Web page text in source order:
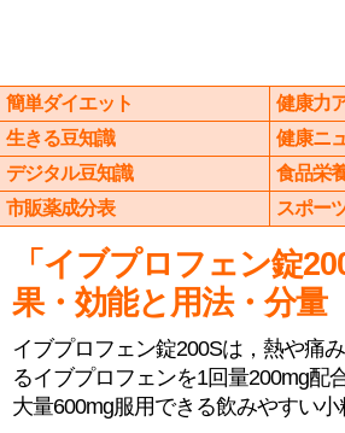
簡単ダイエット
健康力
生きる豆知識
健康ニ
デジタル豆知識
食品栄
市販薬成分表
スポー
「イブプロフェン錠
果・効能と用法・分量
イブプロフェン錠200Sは，熱や痛
るイブプロフェンを1回量200mg配
大量600mg服用できる飲みやすい小